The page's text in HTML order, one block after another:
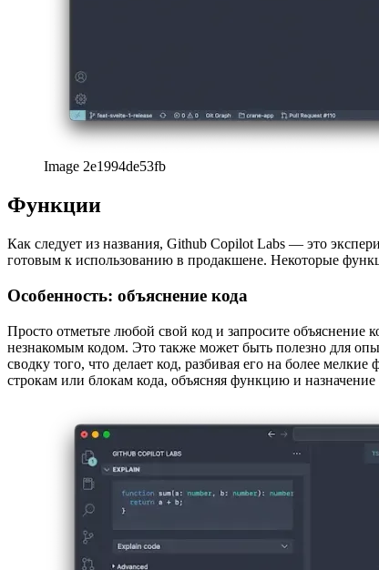
Image 2e1994de53fb
Функции
Как следует из названия, Github Copilot Labs — это
готовым к использованию в продакшене. Некоторые
Особенность: объяснение кода
Просто отметьте любой свой код и запросите объяснение
незнакомым кодом. Это также может быть полезно для
строкам или блокам кода, объясняя функцию и